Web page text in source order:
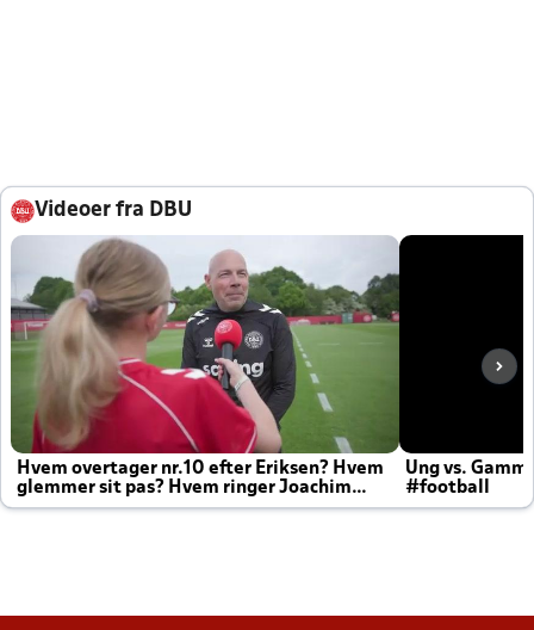
Videoer fra DBU
Hvem overtager nr.10 efter Eriksen? Hvem
glemmer sit pas? Hvem ringer Joachim
altid til efter kampe?
Ung vs.
#football